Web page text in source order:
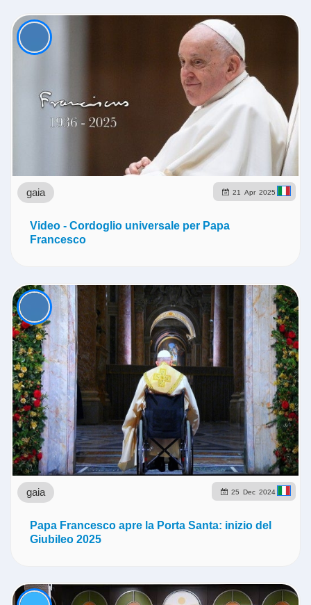
21 Apr 2025
gaia
Video - Cordoglio universale per Papa
Francesco
25 Dec 2024
gaia
Papa Francesco apre la Porta Santa: inizio del
Giubileo 2025